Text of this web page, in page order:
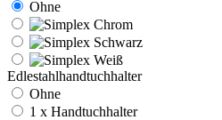
Ohne
Edlestahlhandtuchhalter
Ohne
1 x Handtuchhalter